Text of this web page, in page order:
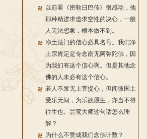
以前看《密勒日巴传》很感动，他
那种精进求道求空性的决心，一般
人无法想象，根本做不到。
净土法门的信心必具名号。我们净
土宗肯定是专念南无阿弥陀佛，因
为我们有这个信心啊。但是其他念
佛的人未必有这个信心。
若人不发无上菩提心，但闻彼国土
受乐无间，为乐故愿生，亦当不得
往生也。昙鸾大师这句话怎么理
解？
为什么不赞成我们念佛计数？